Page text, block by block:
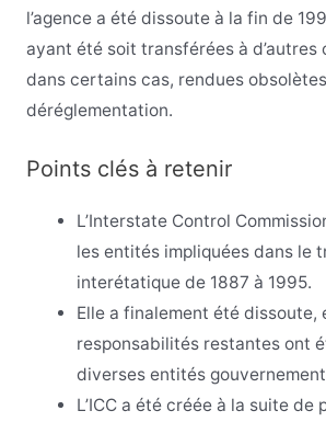
l’agence a été dissoute à la fin de
ayant été soit transférées à d’autres
dans certains cas, rendues
déréglementation.
Points clés à retenir
L’Interstate Control
les entités impliquées dans le
interétatique de 1887 à 1995.
Elle a finalement été dissoute,
responsabilités restantes ont
diverses entités
L’ICC a été créée à la suite de